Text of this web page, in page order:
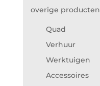
overige producten
Quad
Verhuur
Werktuigen
Accessoires